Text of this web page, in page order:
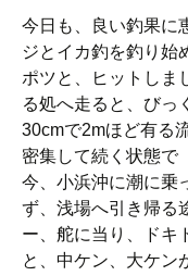
今日も、良い釣果に
ジとイカ釣を釣り始
ポツと、ヒットしま
る処へ走ると、びっ
30cmで2mほど有る
密集して続く状態
今、小浜沖に潮に
ず、浅場へ引き帰る
ー、舵に当り、ドキ
と、中ケン、大ケン